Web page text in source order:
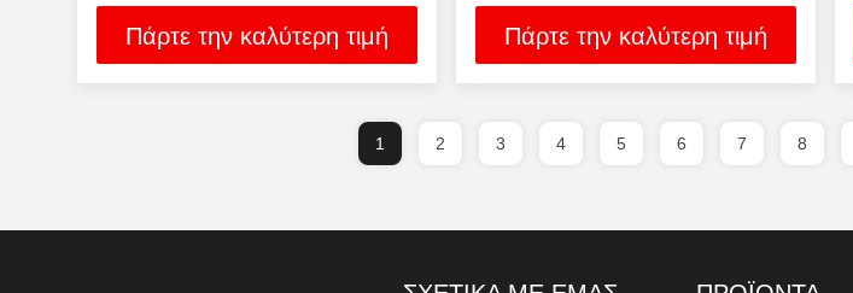
ρυμουλκούμενης ρυμουλκούμενης
ρυμουλκούμενης
Πάρτε την καλύτερη τιμή Πάρτε την καλύτερη τιμή
1 2 3 4 5 6 7 8